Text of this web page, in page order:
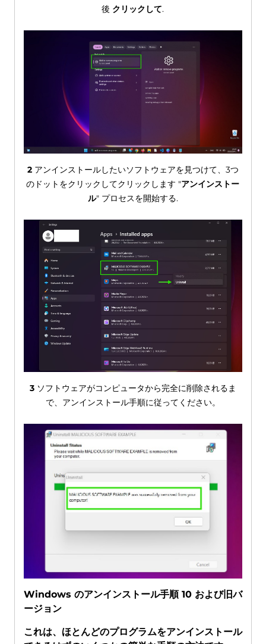
後 クリックして.
2アンインストールしたいソフトウェアを見つけて、3つ
のドットをクリックしてクリックします "アンインストー
ル" プロセスを開始する.
3ソフトウェアがコンピュータから完全に削除されるま
で、アンインストール手順に従ってください。
Windows のアンインストール手順 10 および旧バ
ージョン
これは、ほとんどのプログラムをアンインストール